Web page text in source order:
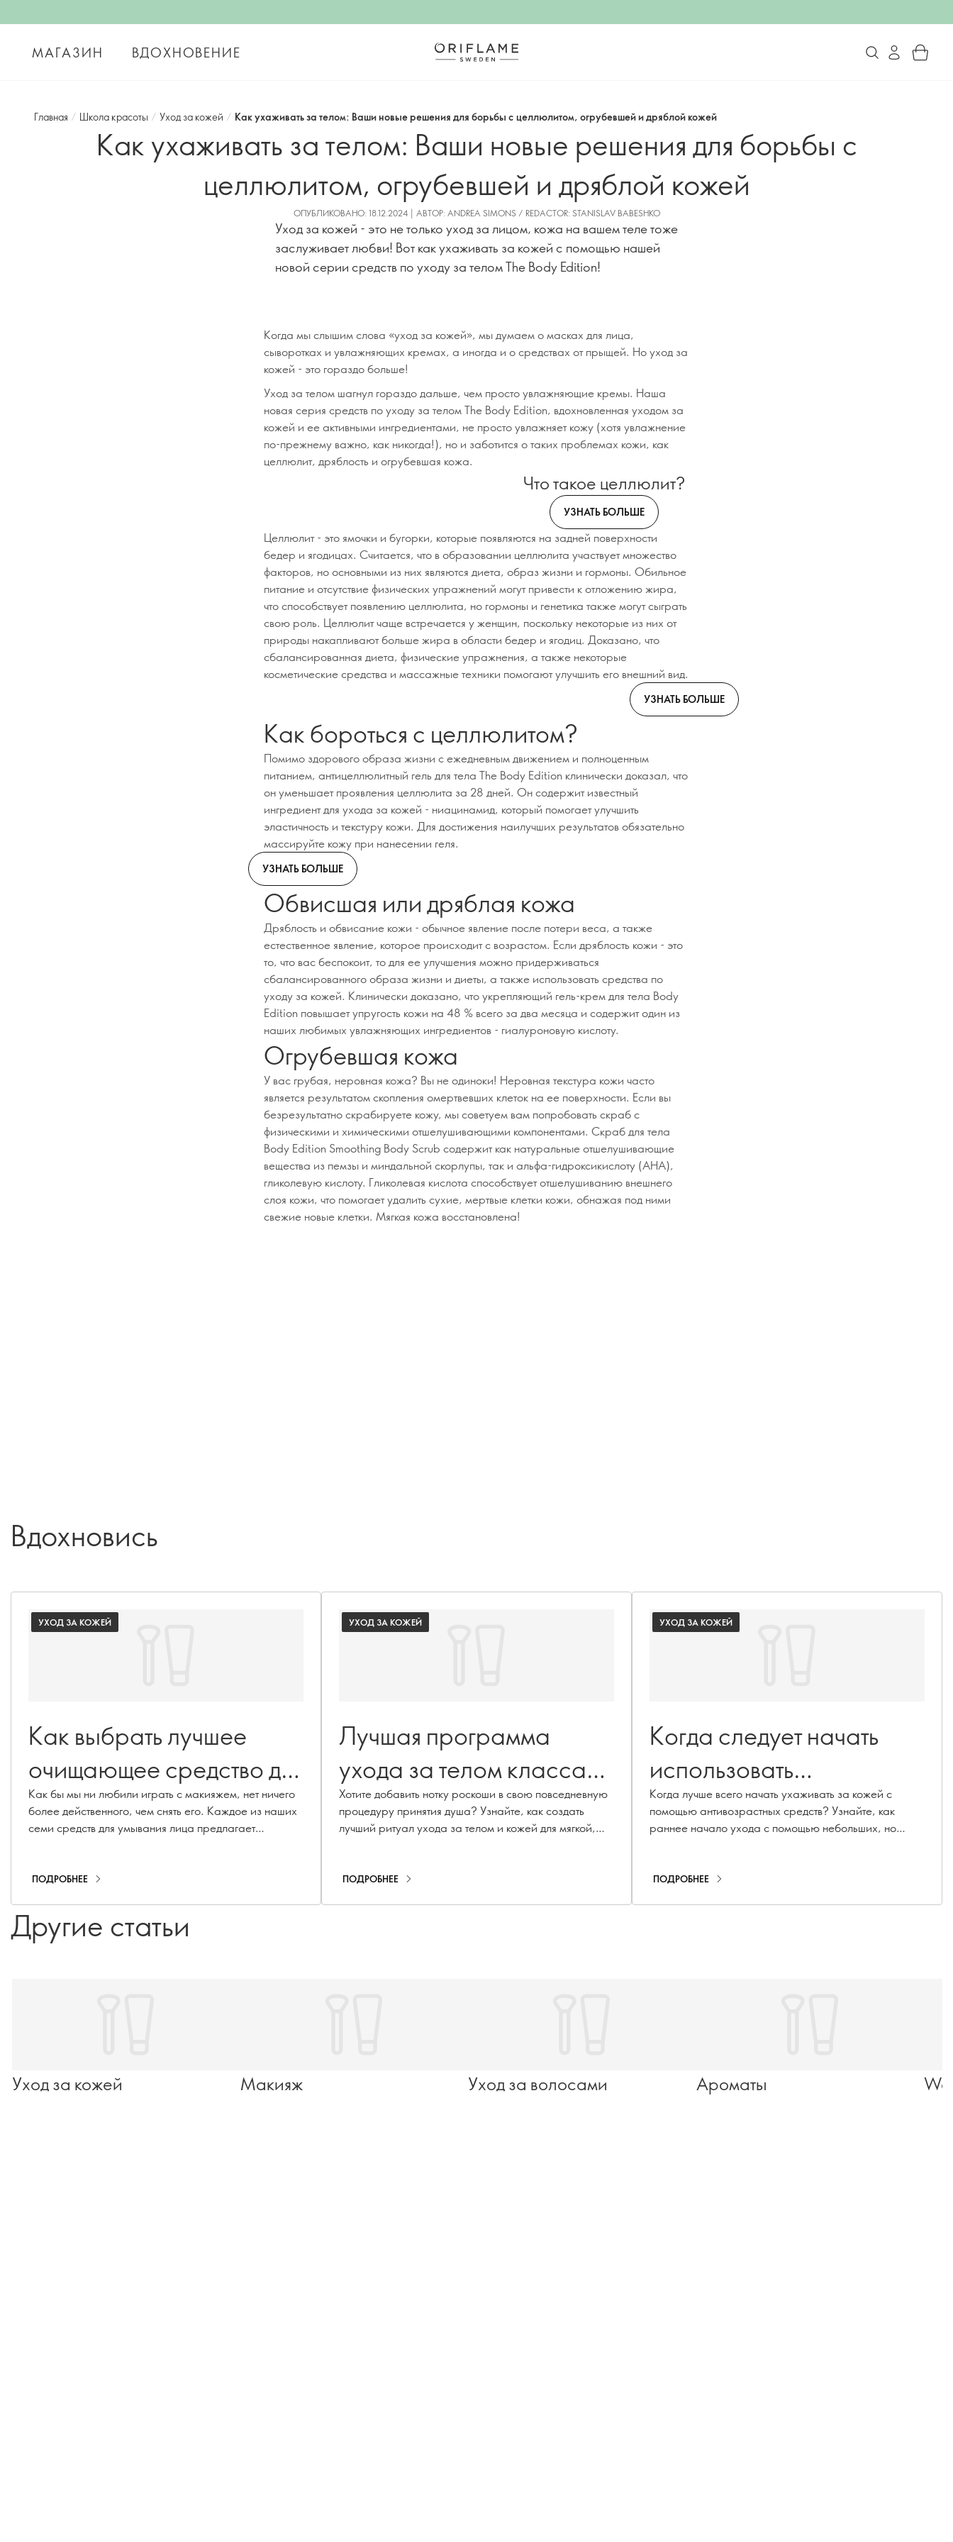
МАГАЗИН ВДОХНОВЕНИЕ
Главная / Школа красоты / Уход за кожей / Как ухаживать за телом: Ваши новые решения для борьбы с целлюлитом, огрубевшей и дряблой кожей
Как ухаживать за телом: Ваши новые решения для борьбы с
целлюлитом, огрубевшей и дряблой кожей
ОПУБЛИКОВАНО: 18.12.2024 | АВТОР: ANDREA SIMONS / REDACTOR: STANISLAV BABESHKO
Уход за кожей - это не только уход за лицом, кожа на вашем теле тоже
заслуживает любви! Вот как ухаживать за кожей с помощью нашей
новой серии средств по уходу за телом The Body Edition!
Когда мы слышим слова «уход за кожей», мы думаем о масках для лица,
сыворотках и увлажняющих кремах, а иногда и о средствах от прыщей. Но уход за
кожей - это гораздо больше!
Уход за телом шагнул гораздо дальше, чем просто увлажняющие кремы. Наша
новая серия средств по уходу за телом The Body Edition, вдохновленная уходом за
кожей и ее активными ингредиентами, не просто увлажняет кожу (хотя увлажнение
по-прежнему важно, как никогда!), но и заботится о таких проблемах кожи, как
целлюлит, дряблость и огрубевшая кожа.
Что такое целлюлит?
УЗНАТЬ БОЛЬШЕ
Целлюлит - это ямочки и бугорки, которые появляются на задней поверхности
бедер и ягодицах. Считается, что в образовании целлюлита участвует множество
факторов, но основными из них являются диета, образ жизни и гормоны. Обильное
питание и отсутствие физических упражнений могут привести к отложению жира,
что способствует появлению целлюлита, но гормоны и генетика также могут сыграть
свою роль. Целлюлит чаще встречается у женщин, поскольку некоторые из них от
природы накапливают больше жира в области бедер и ягодиц. Доказано, что
сбалансированная диета, физические упражнения, а также некоторые
косметические средства и массажные техники помогают улучшить его внешний вид.
УЗНАТЬ БОЛЬШЕ
Как бороться с целлюлитом?
Помимо здорового образа жизни с ежедневным движением и полноценным
питанием, антицеллюлитный гель для тела The Body Edition клинически доказал, что
он уменьшает проявления целлюлита за 28 дней. Он содержит известный
ингредиент для ухода за кожей - ниацинамид, который помогает улучшить
эластичность и текстуру кожи. Для достижения наилучших результатов обязательно
массируйте кожу при нанесении геля.
УЗНАТЬ БОЛЬШЕ
Обвисшая или дряблая кожа
Дряблость и обвисание кожи - обычное явление после потери веса, а также
естественное явление, которое происходит с возрастом. Если дряблость кожи - это
то, что вас беспокоит, то для ее улучшения можно придерживаться
сбалансированного образа жизни и диеты, а также использовать средства по
уходу за кожей. Клинически доказано, что укрепляющий гель-крем для тела Body
Edition повышает упругость кожи на 48 % всего за два месяца и содержит один из
наших любимых увлажняющих ингредиентов - гиалуроновую кислоту.
Огрубевшая кожа
У вас грубая, неровная кожа? Вы не одиноки! Неровная текстура кожи часто
является результатом скопления омертвевших клеток на ее поверхности. Если вы
безрезультатно скрабируете кожу, мы советуем вам попробовать скраб с
физическими и химическими отшелушивающими компонентами. Скраб для тела
Body Edition Smoothing Body Scrub содержит как натуральные отшелушивающие
вещества из пемзы и миндальной скорлупы, так и альфа-гидроксикислоту (AHA),
гликолевую кислоту. Гликолевая кислота способствует отшелушиванию внешнего
слоя кожи, что помогает удалить сухие, мертвые клетки кожи, обнажая под ними
свежие новые клетки. Мягкая кожа восстановлена!
Вдохновись
УХОД ЗА КОЖЕЙ
Как выбрать лучшее
очищающее средство для
вашего типа кожи
Как бы мы ни любили играть с макияжем, нет ничего
более действенного, чем снять его. Каждое из наших
семи средств для умывания лица предлагает
подлинное "я" - с макияжем и без него.
ПОДРОБНЕЕ
УХОД ЗА КОЖЕЙ
Лучшая программа
ухода за телом класса
люкс
Хотите добавить нотку роскоши в свою повседневную
процедуру принятия душа? Узнайте, как создать
лучший ритуал ухода за телом и кожей для мягкой,
ПОДРОБНЕЕ
УХОД ЗА КОЖЕЙ
Когда следует начать
использовать
антивозрастные
средства по уходу за
кожей?
Когда лучше всего начать ухаживать за кожей с
помощью антивозрастных средств? Узнайте, как
раннее начало ухода с помощью небольших, но
ПОДРОБНЕЕ
Другие статьи
Уход за кожей Макияж Уход за волосами Ароматы